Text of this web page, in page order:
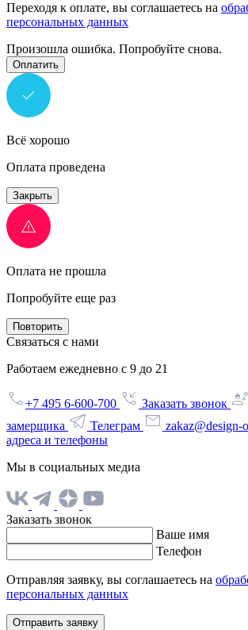
Переходя к оплате, вы соглашаетесь на
персональных данных
Произошла ошибка. Попробуйте снова.
Оплатить
Всё хорошо
Оплата проведена
Закрыть
Оплата не прошла
Попробуйте еще раз
Повторить
Связаться с нами
Работаем ежедневно с 9 до 21
+7 495 6-600-700 Заказать звонок
замерщика
Телеграм zakaz@design-
адреса и телефоны
Мы в социальных медиа
Заказать звонок
Ваше имя
Телефон
Отправляя заявку, вы соглашаетесь на
персональных данных
Отправить заявку